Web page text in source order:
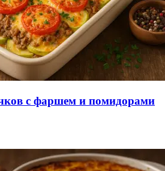
с фаршем и помидорами